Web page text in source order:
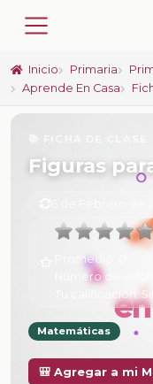
Inicio Primaria
Aprende En Casa
Figuras
6 de Febrero de
Promedio:
Número de
Tu calificación:
Matemáticas
🎒 Agregar a mi